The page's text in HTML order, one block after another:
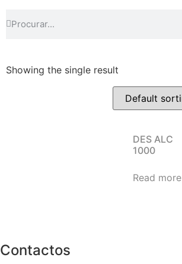
Showing the single result
DES ALC
1000
Read more
Contactos